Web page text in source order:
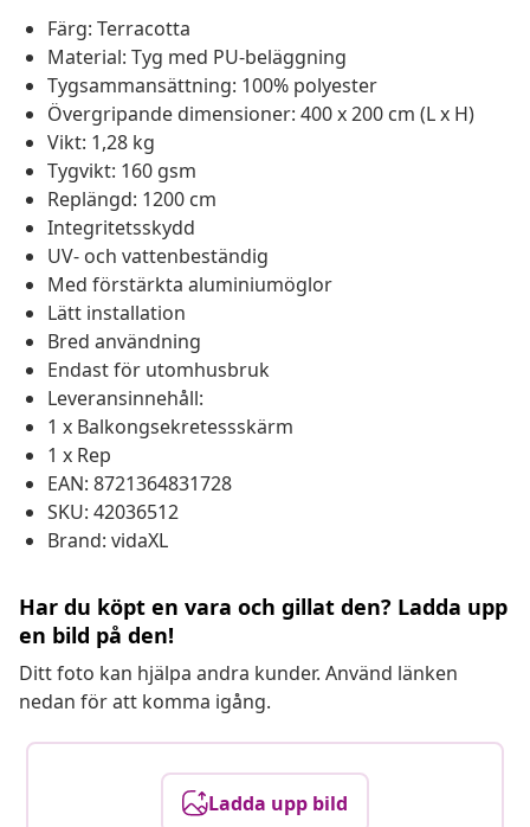
Färg: Terracotta
Material: Tyg med PU-beläggning
Tygsammansättning: 100% polyester
Övergripande dimensioner: 400 x 200 cm (L x H)
Vikt: 1,28 kg
Tygvikt: 160 gsm
Replängd: 1200 cm
Integritetsskydd
UV- och vattenbeständig
Med förstärkta aluminiumöglor
Lätt installation
Bred användning
Endast för utomhusbruk
Leveransinnehåll:
1 x Balkongsekretessskärm
1 x Rep
EAN: 8721364831728
SKU: 42036512
Brand: vidaXL
Har du köpt en vara och gillat den? Ladda upp
en bild på den!
Ditt foto kan hjälpa andra kunder. Använd länken
nedan för att komma igång.
Ladda upp bild